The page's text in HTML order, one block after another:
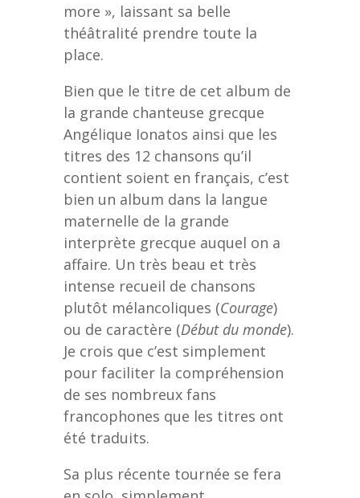
more », laissant sa belle
théâtralité prendre toute la
place.
Bien que le titre de cet album de
la grande chanteuse grecque
Angélique Ionatos ainsi que les
titres des 12 chansons qu’il
contient soient en français, c’est
bien un album dans la langue
maternelle de la grande
interprète grecque auquel on a
affaire. Un très beau et très
intense recueil de chansons
plutôt mélancoliques (Courage)
ou de caractère (Début du monde).
Je crois que c’est simplement
pour faciliter la compréhension
de ses nombreux fans
francophones que les titres ont
été traduits.
Sa plus récente tournée se fera